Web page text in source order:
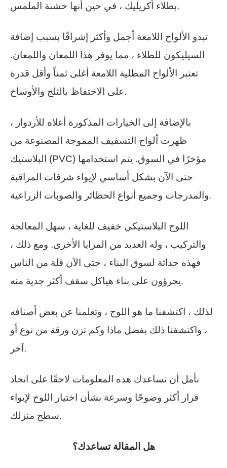
بطلاء أكريليك ، في حين أنها خشنة الملمس.
تبدو الألواح اللامعة أجمل وأكثر إشراقًا بسبب إضافة
السيليكون للطلاء ، مما يوفر هذا اللمعان واللمعان.
تعتبر الألواح المطلية اللامعة أغلى ثمناً وأقل قدرة
على الاحتفاظ بالثلج والأوساخ.
بالإضافة إلى الخيارات المذكورة أعلاه للأردواز ،
ظهرت ألواح التسقيف المموجة المصنوعة من
البلاستيك (PVC) مؤخرًا في السوق. يتم استخدامها
حتى الآن بشكل أساسي لإيواء شرفات المراقبة
والمدرجات وجميع أنواع الحظائر والصوبات الزراعية.
اللوح البلاستيكي خفيف للغاية ، سهل المعالجة
والتركيب ، وله العديد من المزايا الأخرى. ومع ذلك ،
فهذه حداثة لسوق البناء ، حتى الآن قلة من الناس
يجرؤون على بناء هياكل سقف أكثر جدية منه.
لذلك ، اكتشفنا ما هو اللوح ، وتعلمنا عن بعض أصنافه
، واكتشفنا ذلك بفضل ماذا وكم تزن ورقة من نوع أو
آخر.
نأمل أن تساعدك هذه المعلومات لاحقًا على اتخاذ
قرار أكثر وضوحًا وسرعة بشأن اختيار اللوح لإيواء
سطح منزلك.
هل المقالة تساعدك؟